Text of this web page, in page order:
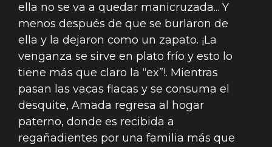
ella no se va a quedar manicruzada... Y
menos después de que se burlaron de
ella y la dejaron como un zapato. ¡La
venganza se sirve en plato frío y esto lo
tiene más que claro la “ex”!. Mientras
pasan las vacas flacas y se consuma el
desquite, Amada regresa al hogar
paterno, donde es recibida a
regañadientes por una familia más que